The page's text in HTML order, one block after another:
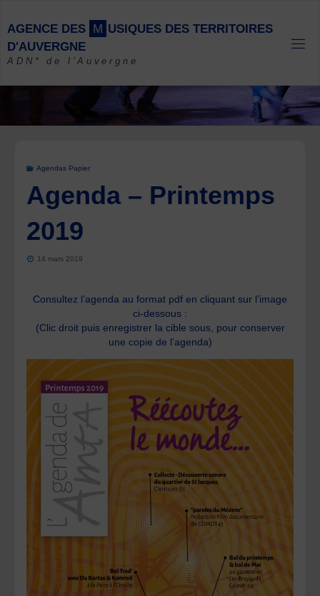
content
AGENCE DES M USIQUES DES TERRITOIRES
D'AUVERGNE
ADN* de l'Auvergne
Agendas Papier
Agenda – Printemps
2019
14 mars 2019
Consultez l’agenda au format pdf en cliquant sur l’image
ci-dessous :
(Clic droit puis enregistrer la cible sous, pour conserver
une copie de l’agenda)